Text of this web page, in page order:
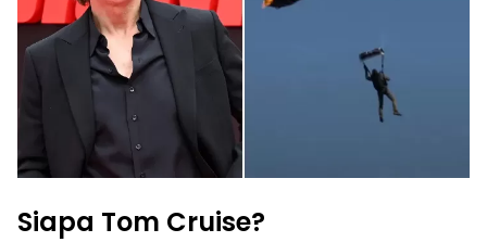
Siapa Tom Cruise?